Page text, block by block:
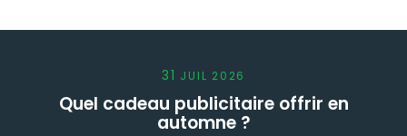
31 JUIL 2026
Quel cadeau publicitaire offrir en
automne ?